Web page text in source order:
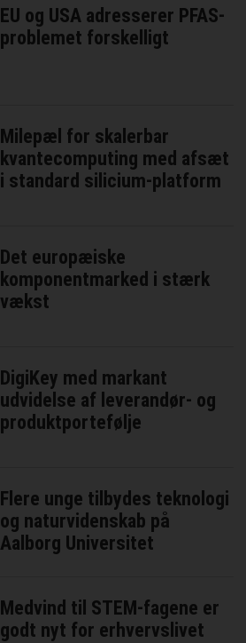
EU og USA adresserer PFAS-
problemet forskelligt
Milepæl for skalerbar
kvantecomputing med afsæt
i standard silicium-platform
Det europæiske
komponentmarked i stærk
vækst
DigiKey med markant
udvidelse af leverandør- og
produktportefølje
Flere unge tilbydes teknologi
og naturvidenskab på
Aalborg Universitet
Medvind til STEM-fagene er
godt nyt for erhvervslivet